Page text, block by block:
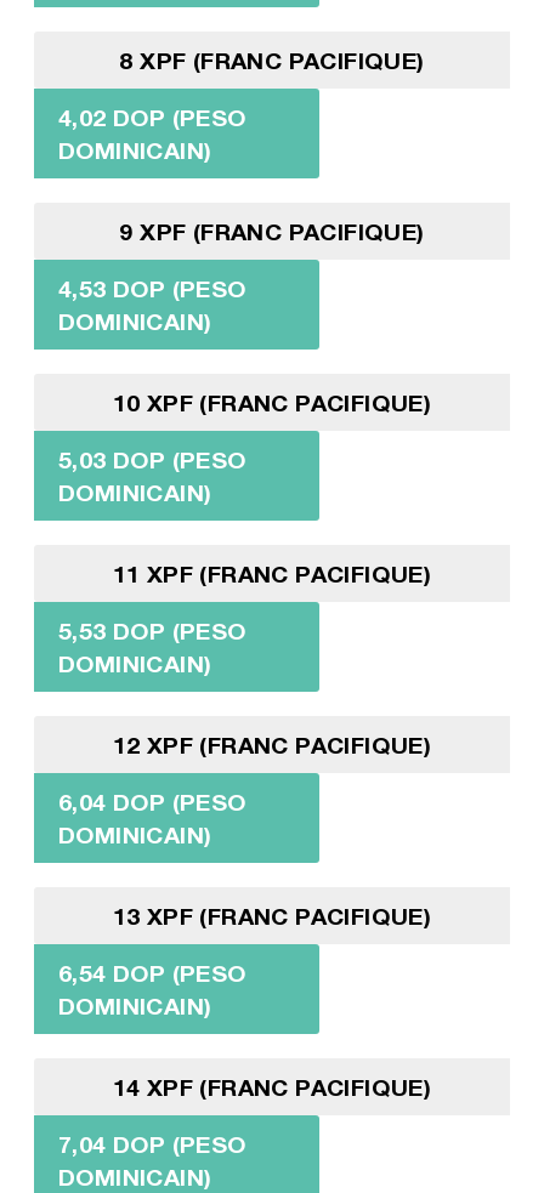
8 XPF (FRANC PACIFIQUE)
4,02 DOP (PESO
DOMINICAIN)
9 XPF (FRANC PACIFIQUE)
4,53 DOP (PESO
DOMINICAIN)
10 XPF (FRANC PACIFIQUE)
5,03 DOP (PESO
DOMINICAIN)
11 XPF (FRANC PACIFIQUE)
5,53 DOP (PESO
DOMINICAIN)
12 XPF (FRANC PACIFIQUE)
6,04 DOP (PESO
DOMINICAIN)
13 XPF (FRANC PACIFIQUE)
6,54 DOP (PESO
DOMINICAIN)
14 XPF (FRANC PACIFIQUE)
7,04 DOP (PESO
DOMINICAIN)